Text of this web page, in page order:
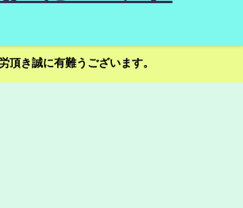
き誠に有難うございます。